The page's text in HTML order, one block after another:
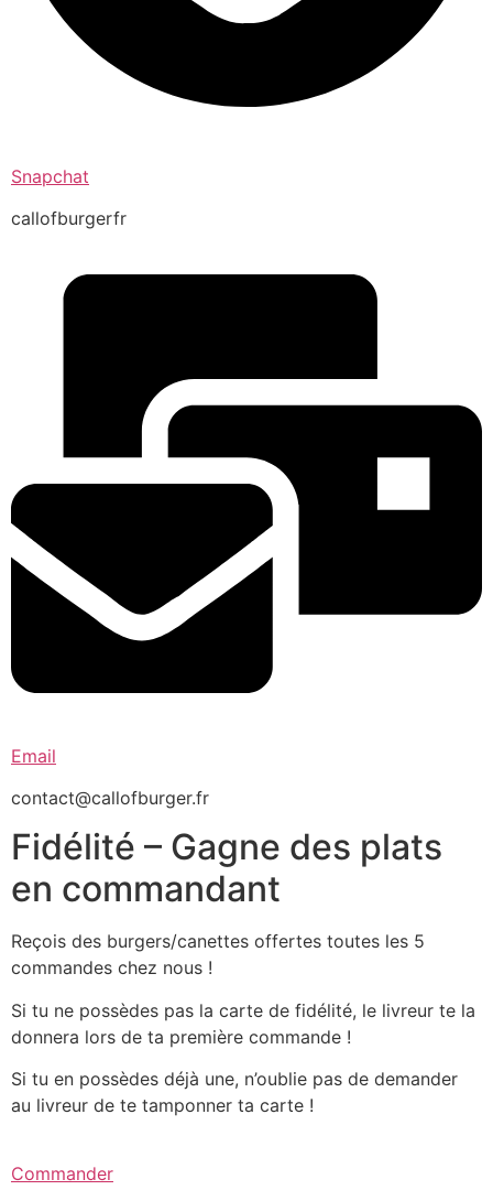
Snapchat
callofburgerfr
Email
contact@callofburger.fr
Fidélité – Gagne des plats
en commandant
Reçois des burgers/canettes offertes toutes les 5
commandes chez nous !
Si tu ne possèdes pas la carte de fidélité, le livreur te la
donnera lors de ta première commande !
Si tu en possèdes déjà une, n’oublie pas de demander
au livreur de te tamponner ta carte !
Commander